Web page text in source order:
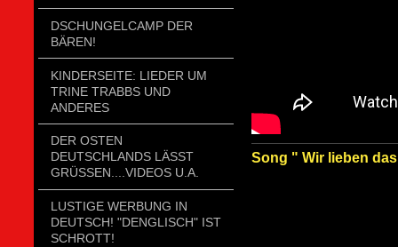
DSCHUNGELCAMP DER
BÄREN!
KINDERSEITE: LIEDER UM
TRINE TRABBS UND
ANDERES
DER OSTEN
DEUTSCHLANDS LÄSST
GRÜSSEN....VIDEOS U.A.
LUSTIGE WERBUNG IN
DEUTSCH! "DENGLISCH" IST
SCHROTT!
Song " Wir lieben